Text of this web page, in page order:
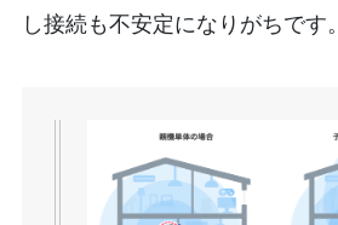
し接続も不安定になりがちです。